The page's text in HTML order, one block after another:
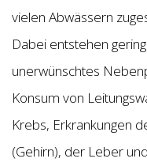
vielen Abwässern
Dabei entstehen
unerwünschtes
Konsum von
Krebs, Erkrankungen
(Gehirn), der Leber